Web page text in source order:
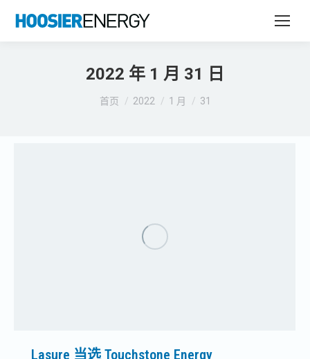
2022 年 1 月 31 日
您在这里：
首页 2022 1 月 31
Lasure 当选 Touchstone Energy